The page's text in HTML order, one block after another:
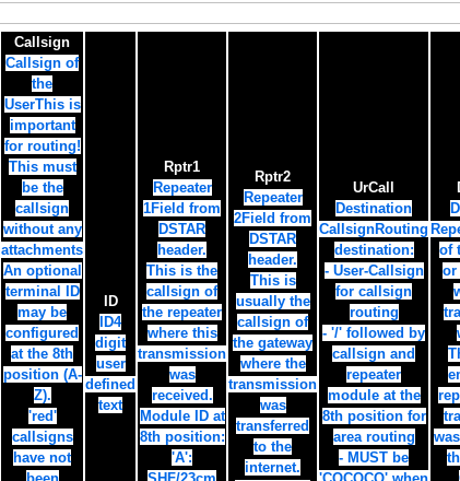
Callsign
Callsign of
the
UserThis is
important
for routing!
This must
be the
callsign
without any
attachments
An optional
terminal ID
may be
configured
at the 8th
position (A-
Z).
'red'
callsigns
have not
ID
ID4
digit
user
defined
text
Rptr1
Repeater
1Field from
DSTAR
header.
This is the
callsign of
the repeater
where this
transmission
was
received.
Module ID at
8th position:
'A':
Rptr2
Repeater
2Field from
DSTAR
header.
This is
usually the
callsign of
the gateway
where the
transmission
was
transferred
to the
internet.
UrCall
Destination
CallsignRouting
destination:
- User-Callsign
for callsign
routing
- '/' followed by
callsign and
repeater
module at the
8th position for
area routing
- MUST be
of
or